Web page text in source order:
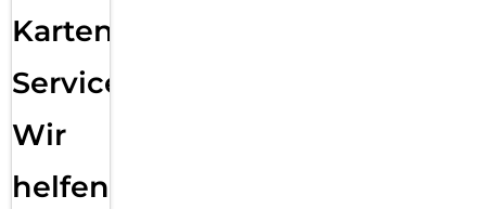
Karten
Service:
Wir
helfen